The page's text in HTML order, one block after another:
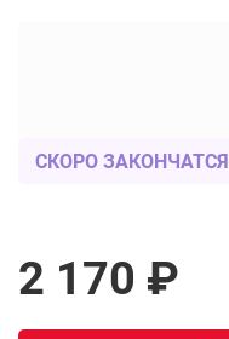
СКОРО ЗАКОНЧАТСЯ
2 170 ₽